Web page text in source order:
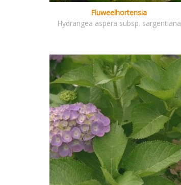
Fluweelhortensia
Hydrangea aspera subsp. sargentiana